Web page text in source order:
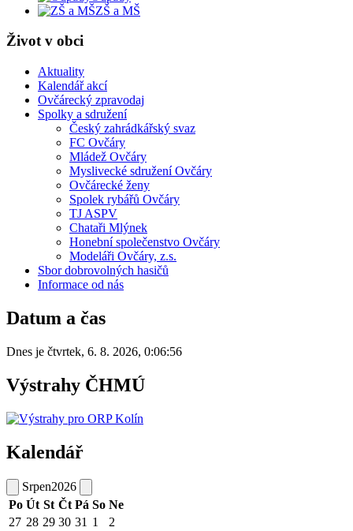
ZŠ a MŠ
Život v obci
Aktuality
Kalendář akcí
Ovčárecký zpravodaj
Spolky a sdružení
Český zahrádkářský svaz
FC Ovčáry
Mládež Ovčáry
Myslivecké sdružení Ovčáry
Ovčárecké ženy
Spolek rybářů Ovčáry
TJ ASPV
Chataři Mlýnek
Honební společenstvo Ovčáry
Modeláři Ovčáry, z.s.
Sbor dobrovolných hasičů
Informace od nás
Datum a čas
Dnes je čtvrtek, 6. 8. 2026, 0:06:56
Výstrahy ČHMÚ
Kalendář
Srpen2026
Po Út St Čt Pá So Ne
27 28 29 30 31 1
2